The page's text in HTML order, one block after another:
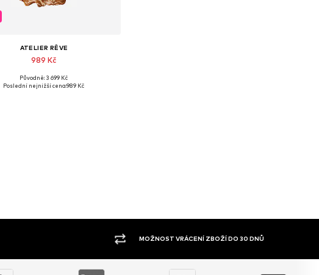
ATELIER RÊVE
989 Kč
Dostupné velikosti: 36
Původně: 3 699 Kč
Poslední nejnižší cena:989 Kč
VELKÝ SORTIMENT